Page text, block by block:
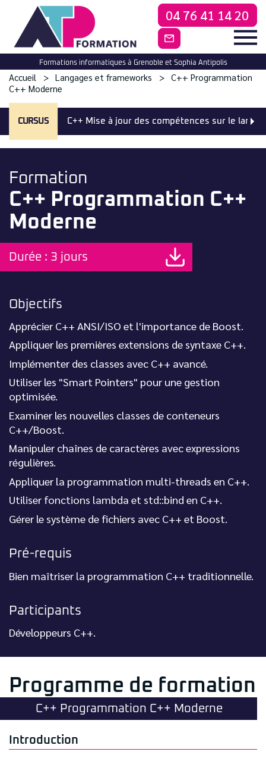
04 76 41 14 20
CONTACTEZ-
Formations informatiques à Grenoble et Sophia Antipolis
Accueil Langages et frameworks
C++ Programmation
C++ Moderne
CURSUS C++ Mise à jour des compétences sur le
Formation
C++ Programmation C++
Moderne
Durée : 3 jours
Objectifs
Apprécier C++ ANSI/ISO et l'importance de Boost.
Appliquer les premières extensions de syntaxe C++.
Implémenter des classes avec C++ avancé.
Utiliser les "Smart Pointers" pour une gestion
optimisée.
Examiner les nouvelles classes de conteneurs
C++/Boost.
Manipuler chaînes de caractères avec expressions
régulières.
Appliquer la programmation multi-threads en C++.
Utiliser fonctions lambda et std::bind en C++.
Gérer le système de fichiers avec C++ et Boost.
Pré-requis
Bien maîtriser la programmation C++ traditionnelle.
Participants
Développeurs C++.
Programme de formation
C++ Programmation C++ Moderne
Introduction